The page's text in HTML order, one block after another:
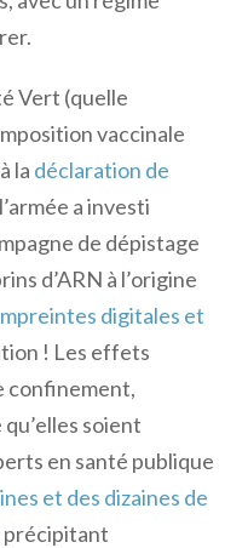
Vert (quelle
vaccinale
la déclaration de
a investi
de dépistage
d’ARN à l’origine
digitales et
! Les effets
confinement,
soient
en santé publique
et des dizaines de
précipitant